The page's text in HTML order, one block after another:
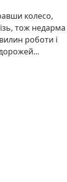
колесо,
тож недарма
роботи і